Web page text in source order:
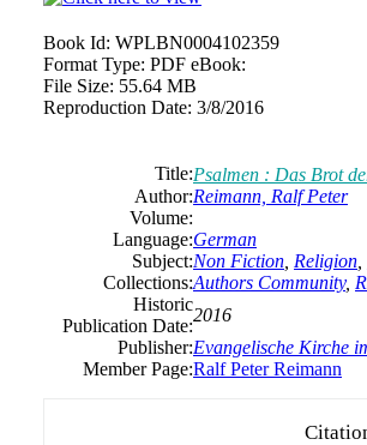
Book Id: WPLBN0004102359
Format Type: PDF eBook:
File Size: 55.64 MB
Reproduction Date: 3/8/2016
Title:Psalmen : Das Brot
Author:Reimann, Ralf Peter
Volume:
Language:German
Subject:Non Fiction Religion
Collections:Authors Community,
Historic
Publication Date:
2016
Publisher:Evangelische Kirche
Member Page:Ralf Peter Reimann